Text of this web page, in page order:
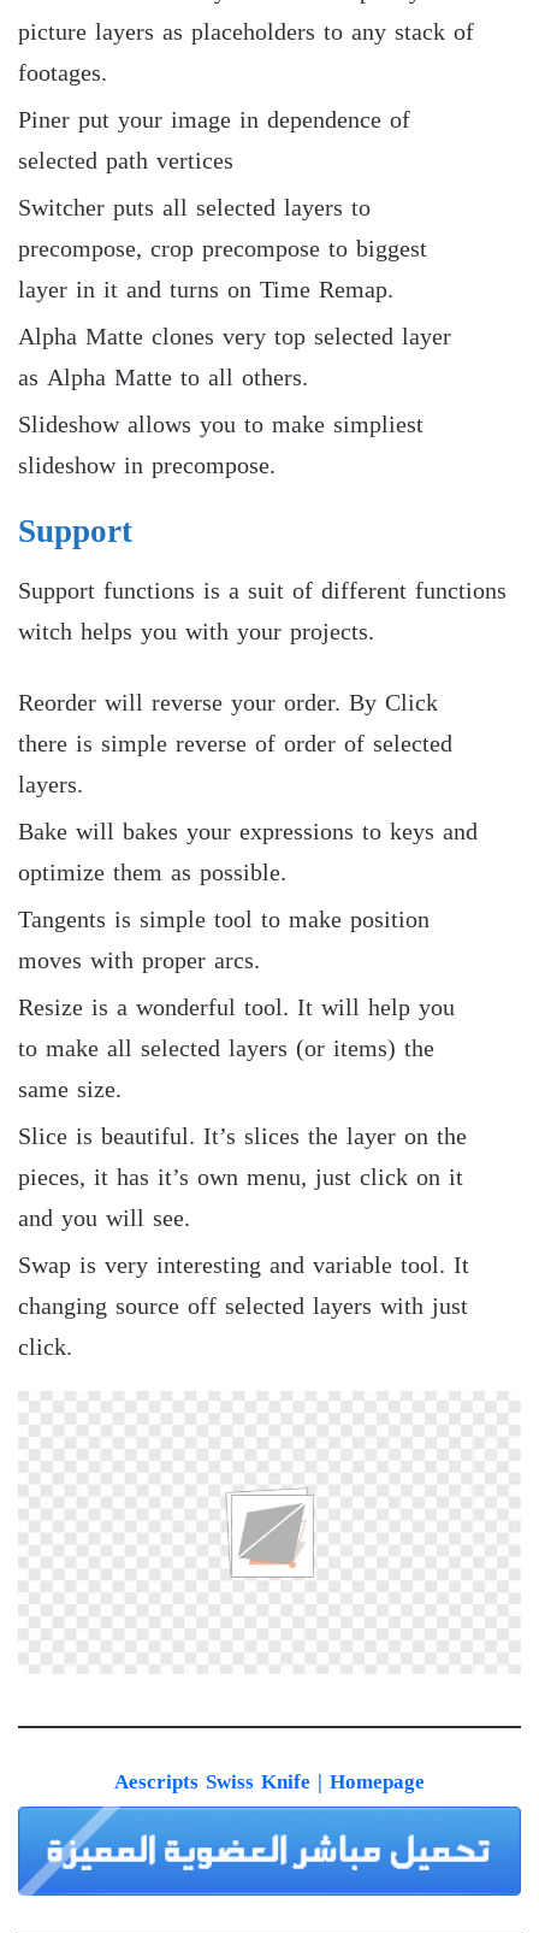
picture layers as placeholders to any stack of
footages.
Piner put your image in dependence of
selected path vertices
Switcher puts all selected layers to
precompose, crop precompose to biggest
layer in it and turns on Time Remap.
Alpha Matte clones very top selected layer
as Alpha Matte to all others.
Slideshow allows you to make simpliest
slideshow in precompose.
Support
Support functions is a suit of different functions
witch helps you with your projects.
Reorder will reverse your order. By Click
there is simple reverse of order of selected
layers.
Bake will bakes your expressions to keys and
optimize them as possible.
Tangents is simple tool to make position
moves with proper arcs.
Resize is a wonderful tool. It will help you
to make all selected layers (or items) the
same size.
Slice is beautiful. It’s slices the layer on the
pieces, it has it’s own menu, just click on it
and you will see.
Swap is very interesting and variable tool. It
changing source off selected layers with just
click.
Aescripts Swiss Knife | Homepage